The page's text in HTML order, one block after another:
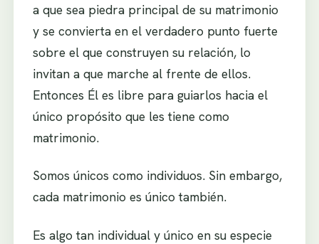
a que sea piedra principal de su matrimonio
y se convierta en el verdadero punto fuerte
sobre el que construyen su relación, lo
invitan a que marche al frente de ellos.
Entonces Él es libre para guiarlos hacia el
único propósito que les tiene como
matrimonio.
Somos únicos como individuos. Sin embargo,
cada matrimonio es único también.
Es algo tan individual y único en su especie